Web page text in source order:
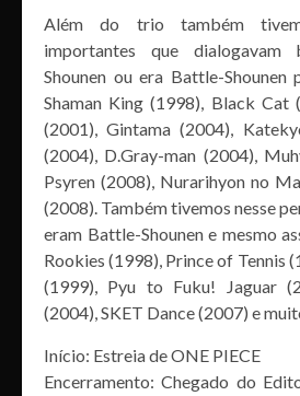
Além do trio também
importantes que
Shounen ou era Battle-Shounen
Shaman King (1998), Black Cat
(2001), Gintama (2004),
(2004), D.Gray-man (2004),
Psyren (2008), Nurarihyon no
(2008). Também tivemos nesse
eram Battle-Shounen e mesmo
Rookies (1998), Prince of Tennis
(1999), Pyu to Fuku! Jaguar
(2004), SKET Dance (2007) e
Início: Estreia de ONE PIECE
Encerramento: Chegado do